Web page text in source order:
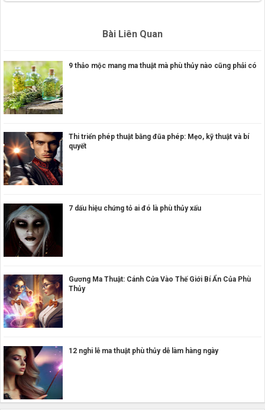
Bài Liên Quan
9 thảo mộc mang ma thuật mà phù thủy nào cũng phải có
Thi triển phép thuật bằng đũa phép: Mẹo, kỹ thuật và bí
quyết
7 dấu hiệu chứng tỏ ai đó là phù thủy xấu
Gương Ma Thuật: Cánh Cửa Vào Thế Giới Bí Ẩn Của Phù
Thủy
12 nghi lễ ma thuật phù thủy dễ làm hàng ngày